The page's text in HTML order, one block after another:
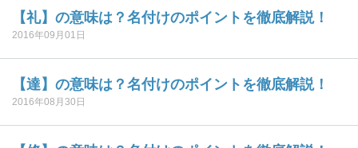
【礼】の意味は？名付けのポイントを徹底解説！
2016年09月01日
【達】の意味は？名付けのポイントを徹底解説！
2016年08月30日